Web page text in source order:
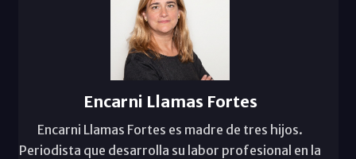
Encarni Llamas Fortes
Encarni Llamas Fortes es madre de tres hijos.
Periodista que desarrolla su labor profesional en la